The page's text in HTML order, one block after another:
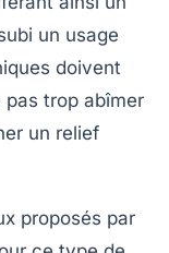
un usage
doivent
trop abîmer
un relief
proposés par